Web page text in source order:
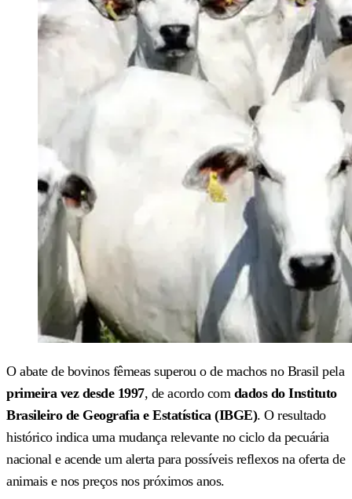
O abate de bovinos fêmeas superou o de machos no Brasil pela
primeira vez desde 1997, de acordo com dados do Instituto
Brasileiro de Geografia e Estatística (IBGE). O resultado
histórico indica uma mudança relevante no ciclo da pecuária
nacional e acende um alerta para possíveis reflexos na oferta de
animais e nos preços nos próximos anos.